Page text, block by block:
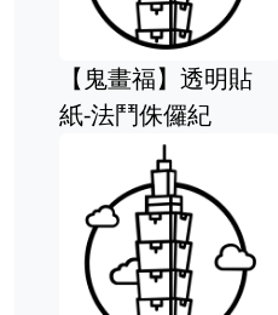
【鬼畫福】透明貼
紙-法鬥侏儸紀